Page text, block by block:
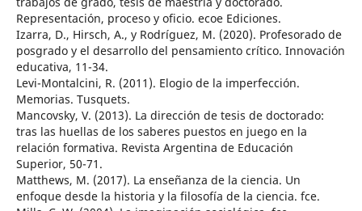
Representación, proceso y oficio. ecoe Ediciones.
Izarra, D., Hirsch, A., y Rodríguez, M. (2020). Profesorado de
posgrado y el desarrollo del pensamiento crítico. Innovación
educativa, 11-34.
Levi-Montalcini, R. (2011). Elogio de la imperfección.
Memorias. Tusquets.
Mancovsky, V. (2013). La dirección de tesis de doctorado:
tras las huellas de los saberes puestos en juego en la
relación formativa. Revista Argentina de Educación
Superior, 50-71.
Matthews, M. (2017). La enseñanza de la ciencia. Un
enfoque desde la historia y la filosofía de la ciencia. fce.